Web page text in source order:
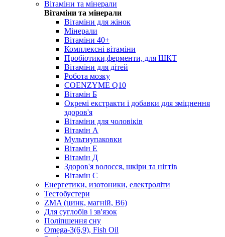
Вітаміни та мінерали
Вітаміни та мінерали
Вітаміни для жінок
Мінерали
Вітаміни 40+
Комплексні вітаміни
Пробіотики,ферменти, для ШКТ
Вітаміни для дітей
Робота мозку
COENZYME Q10
Вітамін Б
Окремі екстракти і добавки для зміцнення
здоров'я
Вітаміни для чоловіків
Вітамін А
Мультиупаковки
Вітамін Е
Вітамін Д
Здоров'я волосся, шкіри та нігтів
Вітамін С
Енергетики, изотоники, електроліти
Тестобустери
ZMA (цинк, магній, В6)
Для суглобів і зв'язок
Поліпшення сну
Omega-3(6,9), Fish Oil